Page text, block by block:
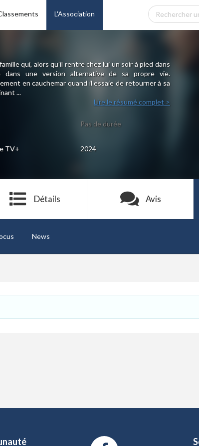
L'Association
qui, alors qu’il rentre chez lui un soir à pied dans
une version alternative de sa propre vie.
en cauchemar quand il essaie de retourner à sa
...
Lire le résumé complet >
Pas de durée
TV+ 2024
Détails Avis
News